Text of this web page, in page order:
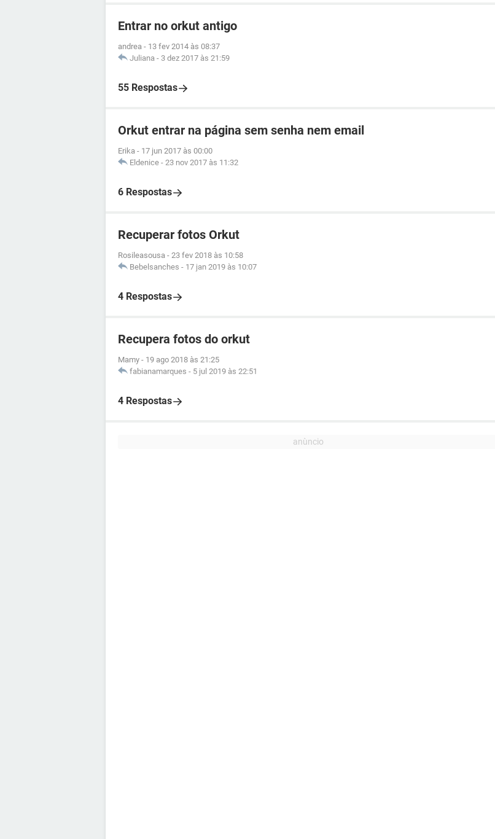
Entrar no orkut antigo
andrea - 13 fev 2014 às 08:37
Juliana - 3 dez 2017 às 21:59
55 Respostas
Orkut entrar na página sem senha nem email
Erika - 17 jun 2017 às 00:00
Eldenice - 23 nov 2017 às 11:32
6 Respostas
Recuperar fotos Orkut
Rosileasousa - 23 fev 2018 às 10:58
Bebelsanches - 17 jan 2019 às 10:07
4 Respostas
Recupera fotos do orkut
Mamy - 19 ago 2018 às 21:25
fabianamarques - 5 jul 2019 às 22:51
4 Respostas